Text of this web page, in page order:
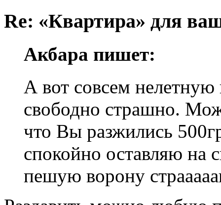
Re: «Квартира» для
Акбара пишет:
А вот совсем нелетную
свободно страшно.
что Вы разжились
спокойно оставляю на
пешую ворону